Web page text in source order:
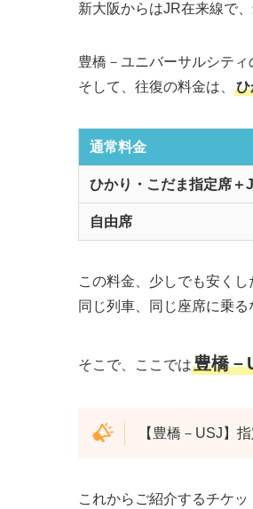
新大阪からはJR在来線で
豊橋－ユニバーサルシティ
そして、往復の料金は、
ひ
通常料金
ひかり・こだま指定席＋
自由席
この料金、少しでも安くし
同じ列車、同じ座席に乗る
そこで、ここでは豊橋－
【豊橋－USJ】
これからご紹介するチケッ